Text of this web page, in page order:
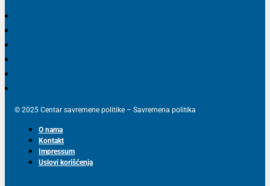
© 2025 Centar savremene politike – Savremena politika
O nama
Kontakt
Impressum
Uslovi korišćenja